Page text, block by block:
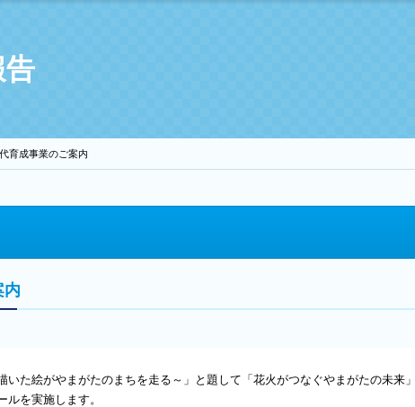
告
育成事業のご案内
内
いた絵がやまがたのまちを走る～」と題して「花火がつなぐやまがたの未来」
ルを実施します。